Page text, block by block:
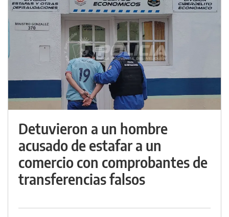
Detuvieron a un hombre
acusado de estafar a un
comercio con comprobantes de
transferencias falsos